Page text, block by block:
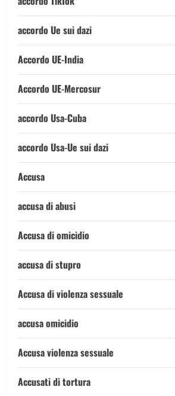
accordo Ue sui dazi
Accordo UE-India
Accordo UE-Mercosur
accordo Usa-Cuba
accordo Usa-Ue sui dazi
Accusa
accusa di abusi
Accusa di omicidio
accusa di stupro
Accusa di violenza sessuale
accusa omicidio
Accusa violenza sessuale
Accusati di tortura